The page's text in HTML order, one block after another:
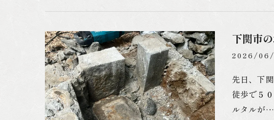
下関市
2026/
先日、下
徒歩で５
ルタルが…